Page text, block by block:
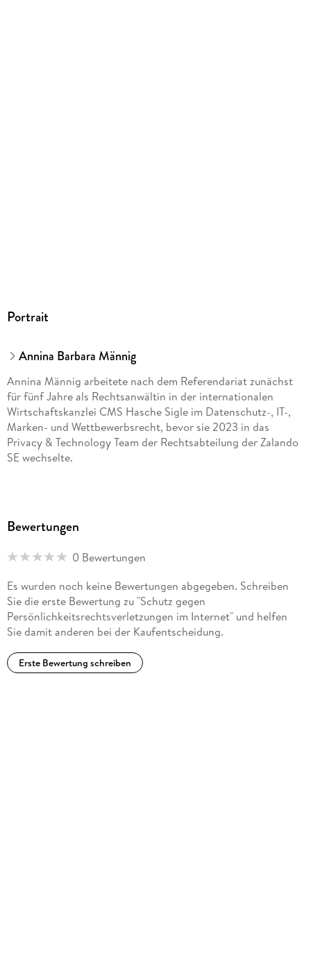
Portrait
Annina Barbara Männig
Annina Männig arbeitete nach dem Referendariat zunächst
für fünf Jahre als Rechtsanwältin in der internationalen
Wirtschaftskanzlei CMS Hasche Sigle im Datenschutz-, IT-,
Marken- und Wettbewerbsrecht, bevor sie 2023 in das
Privacy & Technology Team der Rechtsabteilung der Zalando
SE wechselte.
Bewertungen
0 Bewertungen
Es wurden noch keine Bewertungen abgegeben. Schreiben
Sie die erste Bewertung zu "Schutz gegen
Persönlichkeitsrechtsverletzungen im Internet" und helfen
Sie damit anderen bei der Kaufentscheidung.
Erste Bewertung schreiben